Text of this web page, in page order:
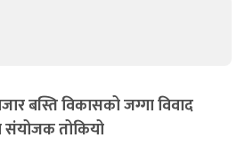
बस्ति विकासको जग्गा विवाद
तोकियो